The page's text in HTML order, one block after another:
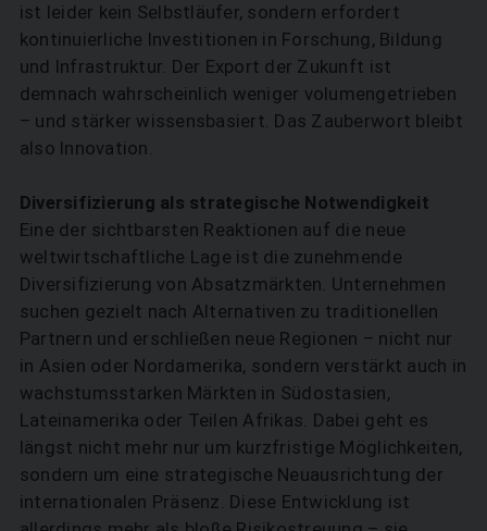
ist leider kein Selbstläufer, sondern erfordert
kontinuierliche Investitionen in Forschung, Bildung
und Infrastruktur. Der Export der Zukunft ist
demnach wahrscheinlich weniger volumengetrieben
– und stärker wissensbasiert. Das Zauberwort bleibt
also Innovation.
Diversifizierung als strategische Notwendigkeit
Eine der sichtbarsten Reaktionen auf die neue
weltwirtschaftliche Lage ist die zunehmende
Diversifizierung von Absatzmärkten. Unternehmen
suchen gezielt nach Alternativen zu traditionellen
Partnern und erschließen neue Regionen – nicht nur
in Asien oder Nordamerika, sondern verstärkt auch in
wachstumsstarken Märkten in Südostasien,
Lateinamerika oder Teilen Afrikas. Dabei geht es
längst nicht mehr nur um kurzfristige Möglichkeiten,
sondern um eine strategische Neuausrichtung der
internationalen Präsenz. Diese Entwicklung ist